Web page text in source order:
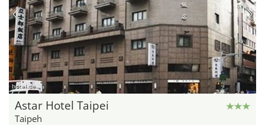
hotel.de
Astar Hotel Taipei
Taipeh